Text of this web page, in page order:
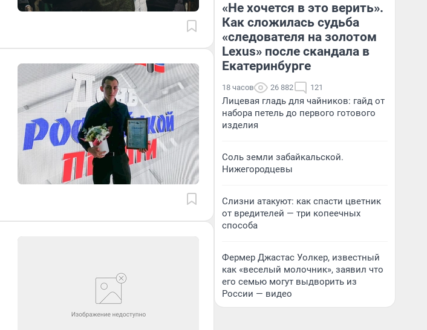
«Не хочется в это верить».
Как сложилась судьба
«следователя на золотом
Lexus» после скандала в
Екатеринбурге
18 часов 26 882 121
Лицевая гладь для чайников: гайд от
набора петель до первого готового
изделия
Соль земли забайкальской.
Нижегородцевы
Слизни атакуют: как спасти цветник
от вредителей — три копеечных
способа
Фермер Джастас Уолкер, известный
как «веселый молочник», заявил что
его семью могут выдворить из
России — видео